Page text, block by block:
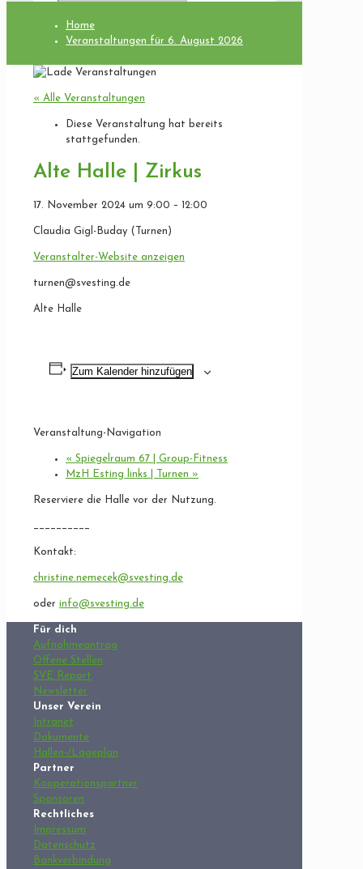
Home
Veranstaltungen für 6. August 2026
« Alle Veranstaltungen
Diese Veranstaltung hat bereits
stattgefunden.
Alte Halle | Zirkus
17. November 2024 um 9:00 – 12:00
Claudia Gigl-Buday (Turnen)
Veranstalter-Website anzeigen
turnen@svesting.de
Alte Halle
Zum Kalender hinzufügen
Veranstaltung-Navigation
« Spiegelraum 67 | Group-Fitness
MzH Esting links | Turnen »
Reserviere die Halle vor der Nutzung.
Kontakt:
christine.nemecek@svesting.de
oder info@svesting.de
Für dich
Aufnahmeantrag
Offene Stellen
SVE Report
Newsletter
Unser Verein
Intranet
Dokumente
Hallen-/Lageplan
Partner
Kooperationspartner
Sponsoren
Rechtliches
Impressum
Datenschutz
Bankverbindung